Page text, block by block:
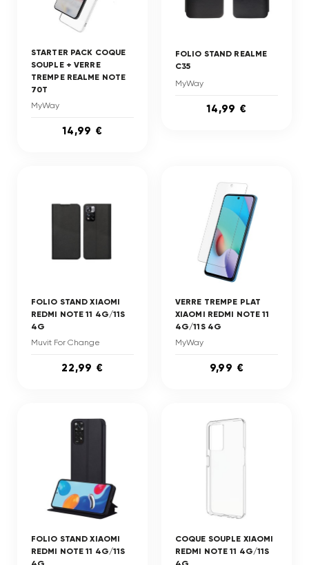
STARTER PACK COQUE
SOUPLE + VERRE
TREMPE REALME NOTE
70T
MyWay
14,99 €
FOLIO STAND REALME
C35
MyWay
14,99 €
FOLIO STAND XIAOMI
REDMI NOTE 11 4G/11S
4G
Muvit For Change
22,99 €
VERRE TREMPE PLAT
XIAOMI REDMI NOTE 11
4G/11S 4G
MyWay
9,99 €
FOLIO STAND XIAOMI
REDMI NOTE 11 4G/11S
COQUE SOUPLE XIAOMI
REDMI NOTE 11 4G/11S